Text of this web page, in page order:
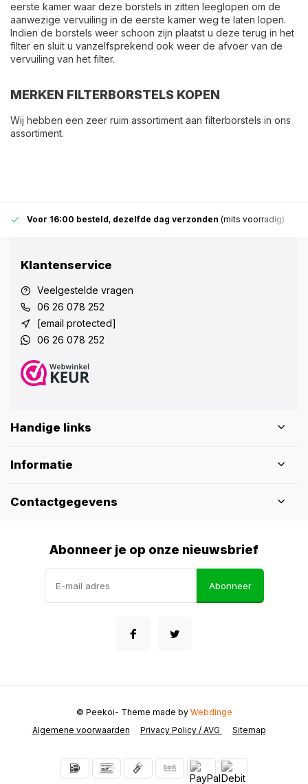
eerste kamer waar deze borstels in zitten leeglopen om de
aanwezige vervuiling in de eerste kamer weg te laten lopen.
Indien de borstels weer schoon zijn plaatst u deze terug in het
filter en sluit u vanzelfsprekend ook weer de afvoer van de
vervuiling van het filter.
MERKEN FILTERBORSTELS KOPEN
Wij hebben een zeer ruim assortiment aan filterborstels in ons
assortiment.
Voor 16:00 besteld, dezelfde dag verzonden (mits voorradig)
Klantenservice
Veelgestelde vragen
06 26 078 252
[email protected]
06 26 078 252
Handige links
Informatie
Contactgegevens
Abonneer je op onze nieuwsbrief
Abonneer
Algemene voorwaarden Privacy Policy / AVG Sitemap
© Peekoi- Theme made by Webdinge